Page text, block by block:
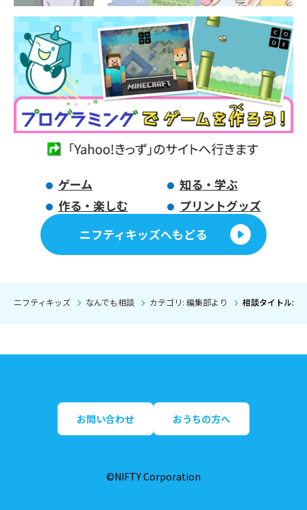
ゲーム
知る・学ぶ
作る・楽しむ
プリントグッズ
ニフティキッズへもどる
ニフティキッズ なんでも相談 カテゴリ: 編集部より 相談タイトル:
お問い合わせ おうちの方へ
©NIFTY Corporation